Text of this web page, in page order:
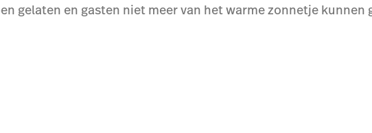
gelaten en gasten niet meer van het warme zonnetje